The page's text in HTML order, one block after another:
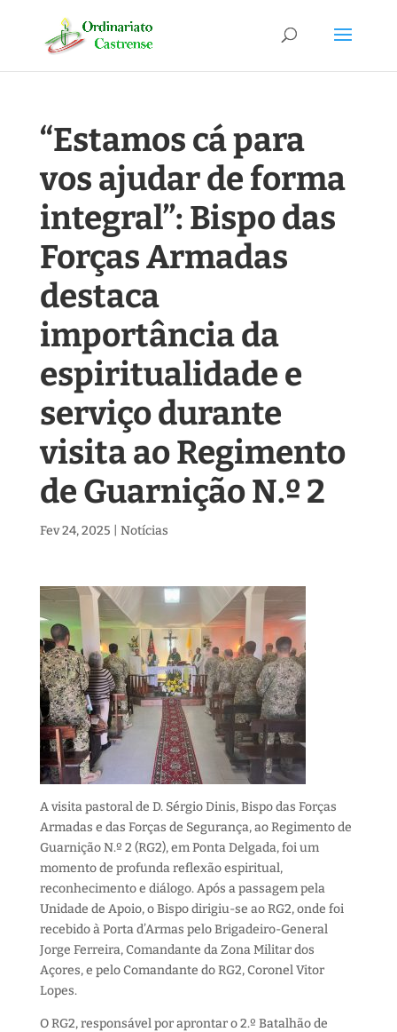
“Estamos cá para
vos ajudar de forma
integral”: Bispo das
Forças Armadas
destaca
importância da
espiritualidade e
serviço durante
visita ao Regimento
de Guarnição N.º 2
Fev 24, 2025 Notícias
A visita pastoral de D. Sérgio Dinis, Bispo das Forças
Armadas e das Forças de Segurança, ao Regimento de
Guarnição N.º 2 (RG2), em Ponta Delgada, foi um
momento de profunda reflexão espiritual,
reconhecimento e diálogo. Após a passagem pela
Unidade de Apoio, o Bispo dirigiu-se ao RG2, onde foi
recebido à Porta d’Armas pelo Brigadeiro-General
Jorge Ferreira, Comandante da Zona Militar dos
Açores, e pelo Comandante do RG2, Coronel Vitor
Lopes.
O RG2, responsável por aprontar o 2.º Batalhão de